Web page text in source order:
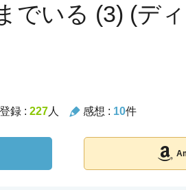
でいる (3) (デ
録 : 227人 感想 : 10件